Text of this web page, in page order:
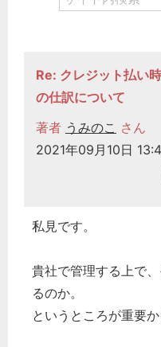
Re: クレジット払い
の仕訳について
著者 うみのこ さん
2021年09月10日
私見です。
貴社で管理する上で
るのか。
というところが重要か